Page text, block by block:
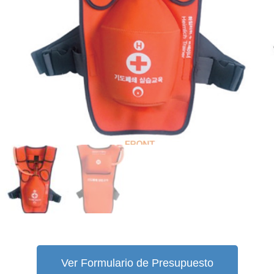
Ver Formulario de Presupuesto